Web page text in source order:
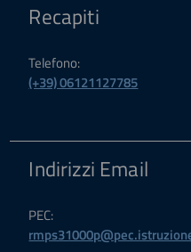
Recapiti
Telefono:
(+39) 06121127785
Indirizzi Email
PEC: